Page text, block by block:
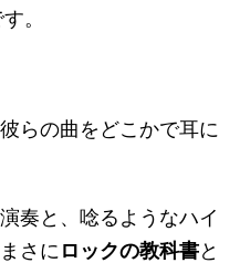
。
らの曲をどこかで耳に
奏と、唸るようなハイ
さに ロックの教科書と